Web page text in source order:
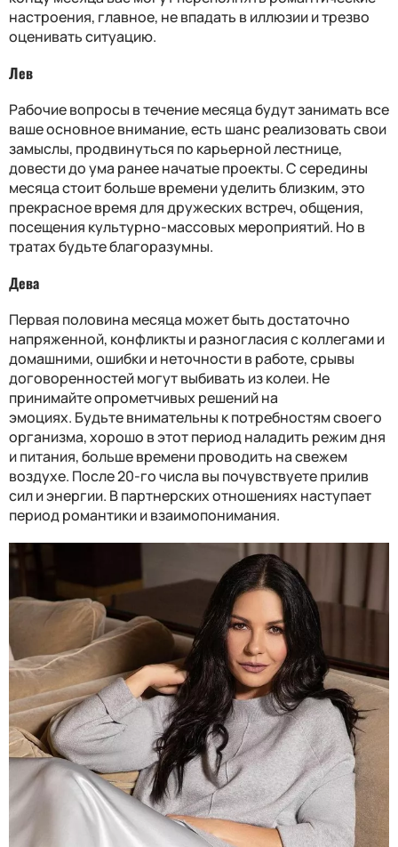
настроения, главное, не впадать в иллюзии и трезво
оценивать ситуацию.
Лев
Рабочие вопросы в течение месяца будут занимать все
ваше основное внимание, есть шанс реализовать свои
замыслы, продвинуться по карьерной лестнице,
довести до ума ранее начатые проекты. С середины
месяца стоит больше времени уделить близким, это
прекрасное время для дружеских встреч, общения,
посещения культурно-массовых мероприятий. Но в
тратах будьте благоразумны.
Дева
Первая половина месяца может быть достаточно
напряженной, конфликты и разногласия с коллегами и
домашними, ошибки и неточности в работе, срывы
договоренностей могут выбивать из колеи. Не
принимайте опрометчивых решений на
эмоциях. Будьте внимательны к потребностям своего
организма, хорошо в этот период наладить режим дня
и питания, больше времени проводить на свежем
воздухе. После 20-го числа вы почувствуете прилив
сил и энергии. В партнерских отношениях наступает
период романтики и взаимопонимания.